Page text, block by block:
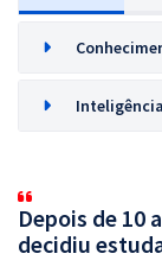
Depois de 10
decidiu